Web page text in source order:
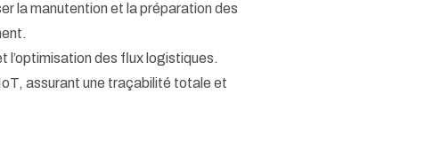
la manutention et la préparation des
l’optimisation des flux logistiques.
assurant une traçabilité totale et